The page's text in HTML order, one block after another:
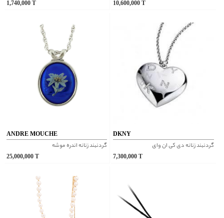
1,740,000 10,600,000
ANDRE MOUCHE
گردنبند زنانه اندره موشه
25,000,000
DKNY
گردنبند زنانه دی کی ان وای
7,300,000